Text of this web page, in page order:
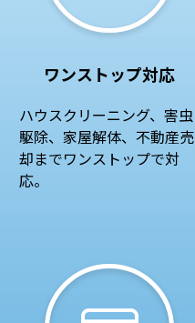
ワンストップ対応
ハウスクリーニング、害虫
駆除、家屋解体、不動産売
却までワンストップで対
応。